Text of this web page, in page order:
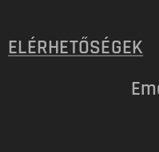
ELÉRHETŐSÉGEK